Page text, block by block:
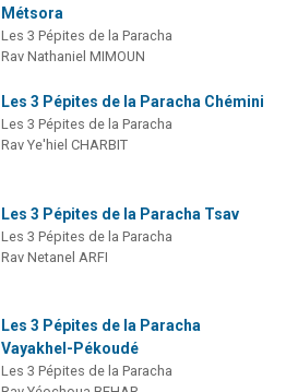
Métsora
Les 3 Pépites de la Paracha
Rav Nathaniel MIMOUN
Les 3 Pépites de la Paracha Chémini
Les 3 Pépites de la Paracha
Rav Ye'hiel CHARBIT
Les 3 Pépites de la Paracha Tsav
Les 3 Pépites de la Paracha
Rav Netanel ARFI
Les 3 Pépites de la Paracha
Vayakhel-Pékoudé
Les 3 Pépites de la Paracha